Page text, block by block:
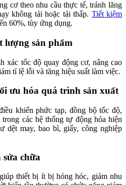
cơ theo nhu cầu thực tế, tránh lãng
không tải hoặc tải thấp. Tiết kiệm
60%, tùy ứng dụng.
lượng sản phẩm
xác tốc độ quay động cơ, nâng cao
tỉ lệ lỗi và tăng hiệu suất làm việc.
ưu hóa quá trình sản xuất
khiển phức tạp, đồng bộ tốc độ,
các hệ thống tự động hóa hiện
dệt may, bao bì, giấy, công nghiệp
chữa
thiết bị ít bị hỏng hóc, giảm nhu